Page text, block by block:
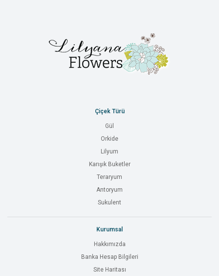
Çiçek Türü
Gül
Orkide
Lilyum
Karışık Buketler
Teraryum
Antoryum
Sukulent
Kurumsal
Hakkımızda
Banka Hesap Bilgileri
Site Haritası